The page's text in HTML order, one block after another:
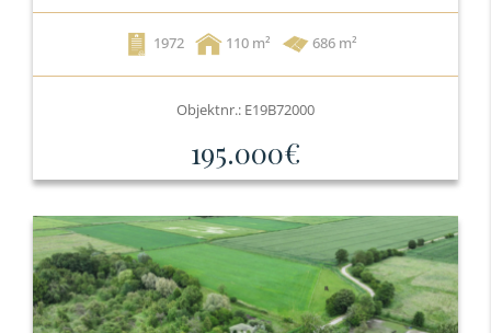
1972 110 686 m²
Objektnr.: E19B72000
195.000€